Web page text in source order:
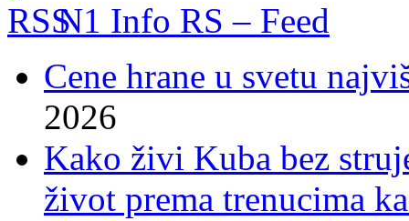
N1 Info RS – Feed
Cene hrane u svetu
2026
Kako živi Kuba bez
život prema trenucima